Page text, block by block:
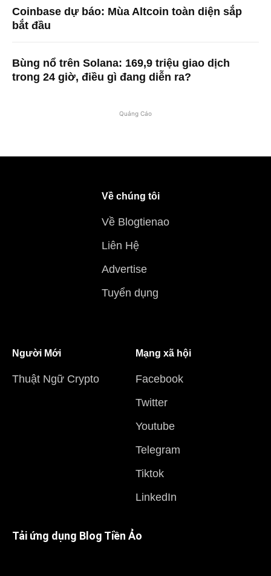
Coinbase dự báo: Mùa Altcoin toàn diện sắp
bắt đầu
Bùng nổ trên Solana: 169,9 triệu giao dịch
trong 24 giờ, điều gì đang diễn ra?
Quảng Cáo
Về chúng tôi
Về Blogtienao
Liên Hệ
Advertise
Tuyển dụng
Người Mới
Thuật Ngữ Crypto
Mạng xã hội
Facebook
Twitter
Youtube
Telegram
Tiktok
LinkedIn
Tải ứng dụng Blog Tiền Ảo